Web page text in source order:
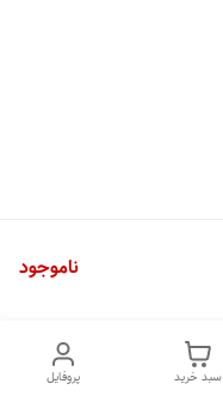
ناموجود
پروفایل سبد خرید